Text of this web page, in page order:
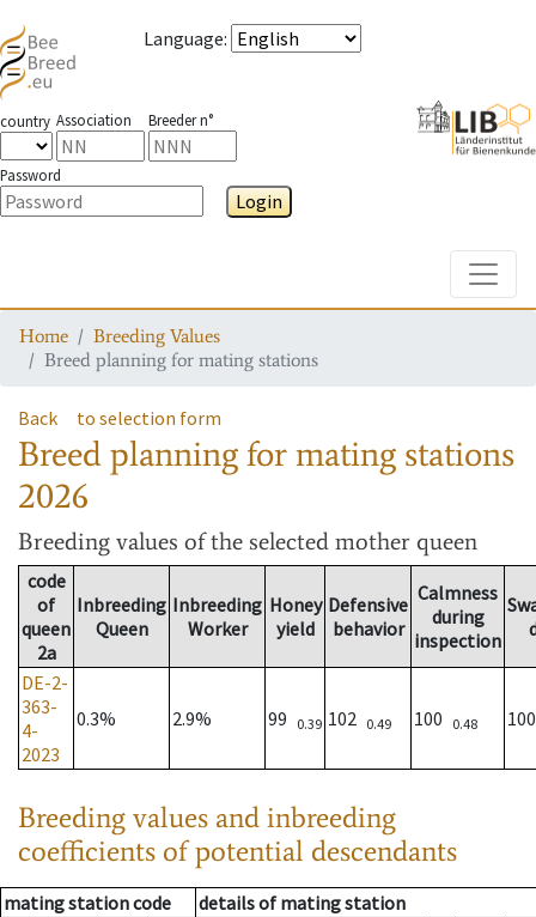
Language:
country Association Breeder n°
Password
Login
Home
Breeding Values
Breed planning for mating stations
Back to selection form
Breed planning for mating stations
2026
Breeding values of the selected mother queen
code
of
queen
2a
Inbreeding
Queen
Inbreeding
Worker
Honey
yield
Defensive
behavior
Calmness
during
inspection
DE-2-
363-
4-
2023
0.3% 2.9% 99 0.39 102 0.49 100 0.48
Breeding values and inbreeding
coefficients of potential descendants
mating station code details of mating station